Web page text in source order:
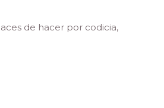
de hacer por codicia,